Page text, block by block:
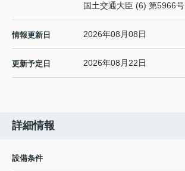
国土交通大臣 (6) 第5966号
情報更新日 2026年08月08日
更新予定日 2026年08月22日
詳細情報
設備条件